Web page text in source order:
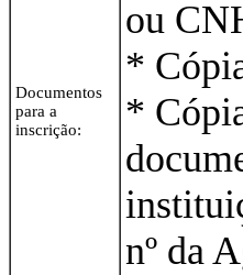
Documentos
para a
inscrição:
ou
*
*
nº da